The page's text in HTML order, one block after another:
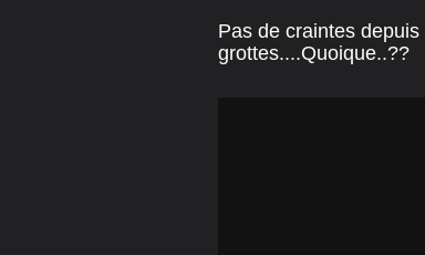
Pas de craintes
grottes....Quoique..??